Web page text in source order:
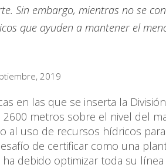
Sin embargo, mientras no se
que ayuden a mantener el
2019
en las que se inserta la
2600 metros sobre el nivel del
al uso de recursos hídricos
de certificar como una
debido optimizar toda su línea